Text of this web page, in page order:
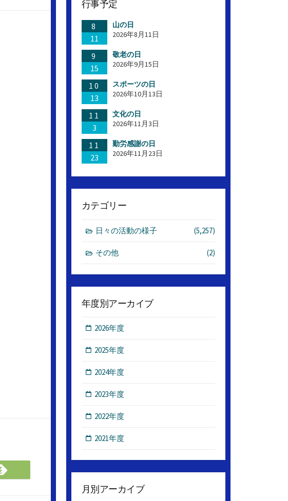
Feedly
で
行事予定
8
11
山の日
2026年8月11日
9
15
敬老の日
2026年9月15日
10
13
スポーツの日
2026年10月13日
11
3
文化の日
2026年11月3日
11
23
勤労感謝の日
2026年11月23日
カテゴリー
日々の活動の様子 (5,257)
その他 (2)
年度別アーカイブ
2026年度
2025年度
2024年度
2023年度
2022年度
2021年度
月別アーカイブ